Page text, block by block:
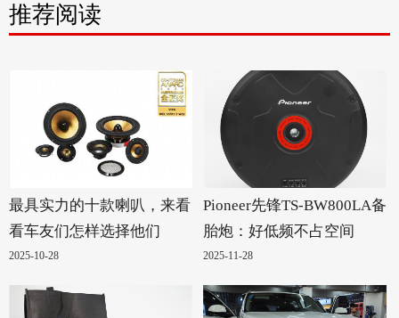
推荐阅读
最具实力的十款喇叭，来看
看车友们怎样选择他们
2025-10-28
Pioneer先锋TS-BW800LA备
胎炮：好低频不占空间
2025-11-28